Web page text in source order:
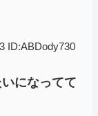
ID:ABDody730
になってて